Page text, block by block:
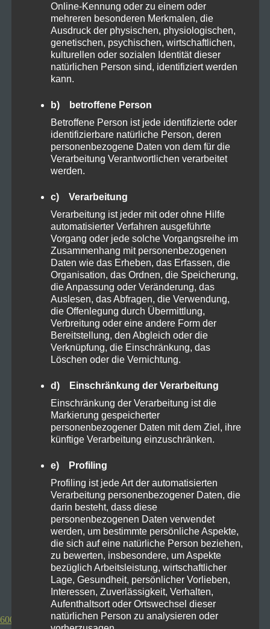
Dieses Jahr hat mir eine Sache gezeigt. Wir müssen
nicht mehr als 500€ für ein top Smartphone ausgeben.
Mit dem S21 FE haben wir ein Smartphone mit der
maximalen power aus 2021 mit guter Kamera und guter
Akkulaufzeit. Sehr positiv anzumerken, ist hier auch die
Update Garantie von Samsung. vier Jahre Software-
Updates und fünf Jahre Sicherheitsupdates.
kann zum Poco F4 GT greifen ihr habt ihr die maximale
power der ersten Jahreshälfte von 2022 und extra
Schultertasten zum zocken
Die unauffälligere Alternative ist dass Xiaomi 12. Sogar
Zum Bestpreis S21 FE
Zum Bestpreis Poco F4 GT
Zum Bestpreis Xiaomi 12
Zum Bestpreis IPhone 11
600-700€ Google Pixel 7
Online-Kennung oder zu einem oder
mehreren besonderen Merkmalen, die
Ausdruck der physischen, physiologischen,
genetischen, psychischen, wirtschaftlichen,
kulturellen oder sozialen Identität dieser
natürlichen Person sind, identifiziert werden
kann.
b) betroffene Person
Betroffene Person ist jede identifizierte oder
identifizierbare natürliche Person, deren
personenbezogene Daten von dem für die
Verarbeitung Verantwortlichen verarbeitet
werden.
c) Verarbeitung
Verarbeitung ist jeder mit oder ohne Hilfe
automatisierter Verfahren ausgeführte
Vorgang oder jede solche Vorgangsreihe im
Zusammenhang mit personenbezogenen
Daten wie das Erheben, das Erfassen, die
Organisation, das Ordnen, die Speicherung,
die Anpassung oder Veränderung, das
Auslesen, das Abfragen, die Verwendung,
die Offenlegung durch Übermittlung,
Verbreitung oder eine andere Form der
Bereitstellung, den Abgleich oder die
Verknüpfung, die Einschränkung, das
Löschen oder die Vernichtung.
d) Einschränkung der Verarbeitung
Einschränkung der Verarbeitung ist die
Markierung gespeicherter
personenbezogener Daten mit dem Ziel, ihre
künftige Verarbeitung einzuschränken.
e) Profiling
Profiling ist jede Art der automatisierten
Verarbeitung personenbezogener Daten, die
darin besteht, dass diese
personenbezogenen Daten verwendet
werden, um bestimmte persönliche Aspekte,
die sich auf eine natürliche Person beziehen,
zu bewerten, insbesondere, um Aspekte
bezüglich Arbeitsleistung, wirtschaftlicher
Lage, Gesundheit, persönlicher Vorlieben,
Interessen, Zuverlässigkeit, Verhalten,
Aufenthaltsort oder Ortswechsel dieser
natürlichen Person zu analysieren oder